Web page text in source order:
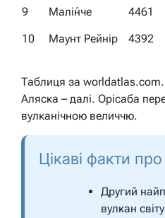
9
Малі́нче 4461
10
Маунт Рейнір 4392
Таблиця за
Аляска – далі. Орісаба
вулканічною величчю.
Цікаві факти
Другий
вулкан